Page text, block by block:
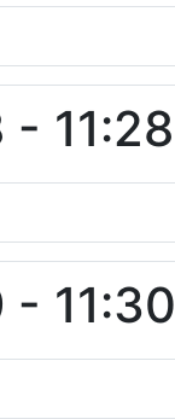
- 11:28
- 11:30